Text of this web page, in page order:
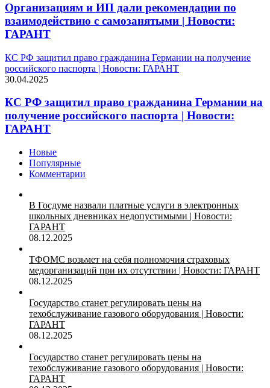
Организациям и ИП дали рекомендации по
взаимодействию с самозанятыми | Новости:
ГАРАНТ
КС РФ защитил право гражданина Германии на получение
российского паспорта | Новости: ГАРАНТ
30.04.2025
КС РФ защитил право гражданина Германии на
получение российского паспорта | Новости:
ГАРАНТ
Новые
Популярные
Комментарии
В Госдуме назвали платные услуги в электронных
школьных дневниках недопустимыми | Новости:
ГАРАНТ
08.12.2025
ТФОМС возьмет на себя полномочия страховых
медорганизаций при их отсутствии | Новости: ГАРАНТ
08.12.2025
Государство станет регулировать цены на
техобслуживание газового оборудования | Новости:
ГАРАНТ
08.12.2025
Государство станет регулировать цены на
техобслуживание газового оборудования | Новости:
ГАРАНТ